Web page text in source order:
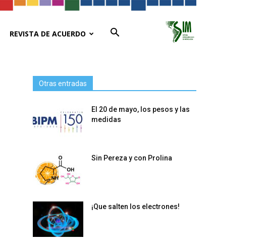
REVISTA DE ACUERDO
Otras entradas
El 20 de mayo, los pesos y las
medidas
Sin Pereza y con Prolina
¡Que salten los electrones!